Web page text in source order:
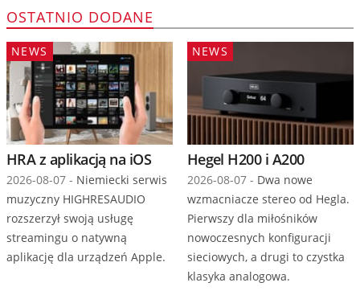
OSTATNIO DODANE
HRA z aplikacją na iOS
2026-08-07 - Niemiecki serwis
muzyczny HIGHRESAUDIO
rozszerzył swoją usługę
streamingu o natywną
aplikację dla urządzeń Apple.
NEWS
Hegel H200 i A200
2026-08-07 - Dwa nowe
wzmacniacze stereo od Hegla.
Pierwszy dla miłośników
nowoczesnych konfiguracji
sieciowych, a drugi to czystka
klasyka analogowa.
NEWS